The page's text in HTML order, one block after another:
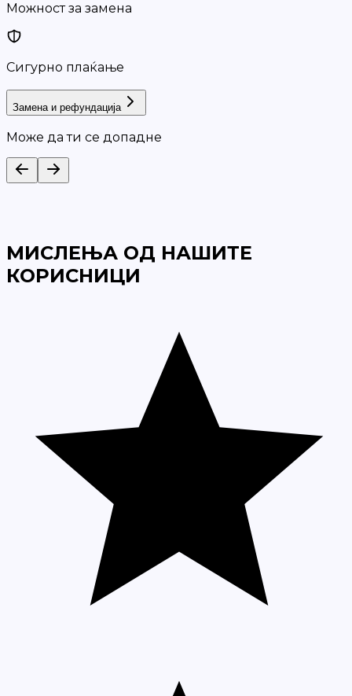
Можност за замена
Сигурно плаќање
Замена и рефундација
Може да ти се допадне
МИСЛЕЊА ОД НАШИТЕ
КОРИСНИЦИ